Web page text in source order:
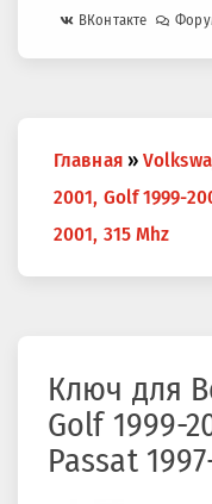
ВКонтакте
здесь
Главная »
2001, Golf 1999-
2001, 315 Mhz
Ключ для
Golf 1999-
Passat